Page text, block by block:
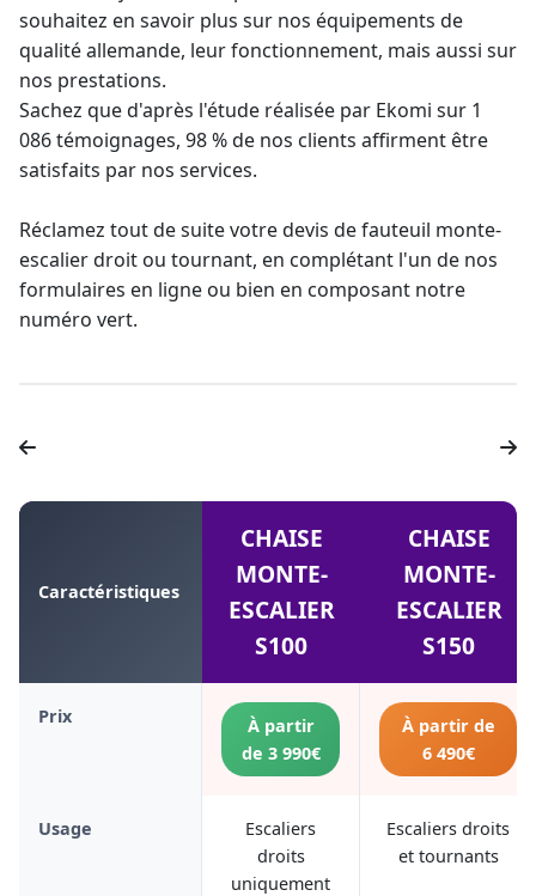
souhaitez en savoir plus sur nos équipements de
qualité allemande, leur fonctionnement, mais aussi sur
nos prestations.
Sachez que d'après l'étude réalisée par Ekomi sur 1
086 témoignages, 98 % de nos clients affirment être
satisfaits par nos services.
Réclamez tout de suite votre devis de fauteuil monte-
escalier droit ou tournant, en complétant l'un de nos
formulaires en ligne ou bien en composant notre
numéro vert.
Caractéristiques
CHAISE
MONTE-
ESCALIER
S100
CHAISE
MONTE-
ESCALIER
S150
Prix
À partir
de 3 990€
À partir de
6 490€
Usage
Escaliers
droits
uniquement
Escaliers droits
et tournants